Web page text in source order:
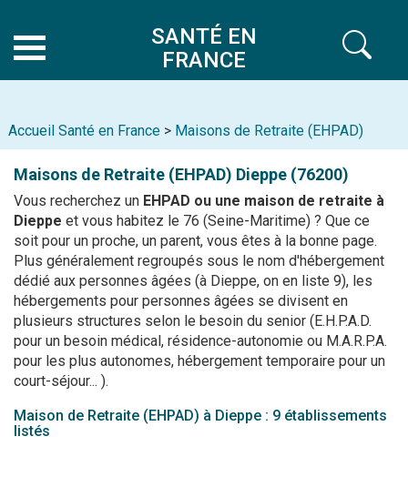
SANTÉ EN
FRANCE
Accueil Santé en France > Maisons de Retraite (EHPAD)
Maisons de Retraite (EHPAD) Dieppe (76200)
Vous recherchez un EHPAD ou une maison de retraite à
Dieppe et vous habitez le 76 (Seine-Maritime) ? Que ce
soit pour un proche, un parent, vous êtes à la bonne page.
Plus généralement regroupés sous le nom d'hébergement
dédié aux personnes âgées (à Dieppe, on en liste 9), les
hébergements pour personnes âgées se divisent en
plusieurs structures selon le besoin du senior (E.H.P.A.D.
pour un besoin médical, résidence-autonomie ou M.A.R.P.A.
pour les plus autonomes, hébergement temporaire pour un
court-séjour... ).
Maison de Retraite (EHPAD) à Dieppe : 9 établissements
listés